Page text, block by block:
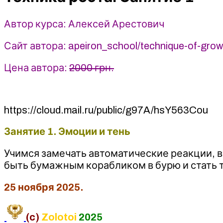
Алексей
Арестович
(2025)
Apeiron
Автор курса: Алексей Арестович
Сайт автора: apeiron_school/technique-of-
Цена автора: 2000 грн.
https://cloud.mail.ru/public/g97A/hsY563Cou
Занятие 1. Эмоции и тень
Учимся замечать автоматические реакции,
быть бумажным корабликом в бурю и стать
25 ноября 2025.
(c) Zolotoi 2025